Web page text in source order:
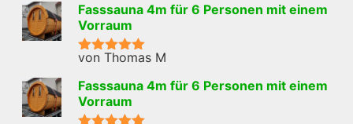
Fasssauna 4m für 6 Personen mit einem
Vorraum
Bewertet mit
von Thomas M
Fasssauna 4m für 6 Personen mit einem
Vorraum